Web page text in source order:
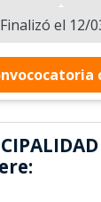
Finalizó el 12/